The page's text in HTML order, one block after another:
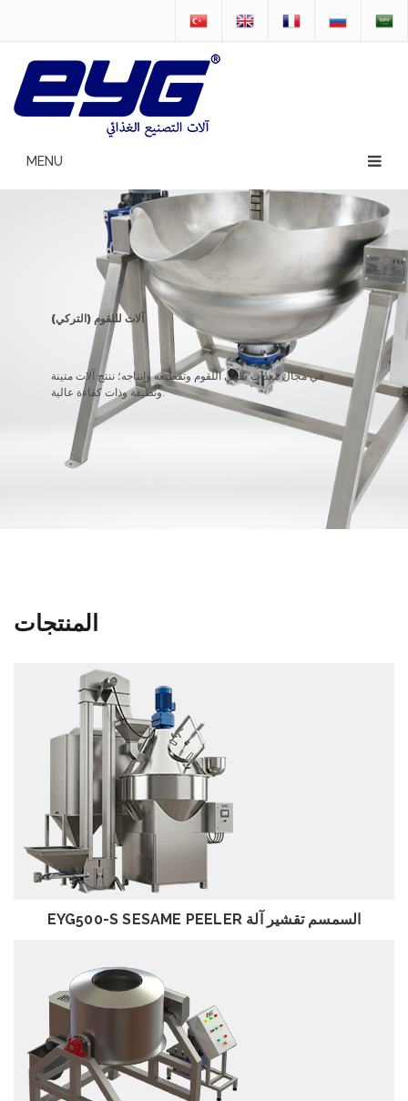
آلات لللقوم (التركي)
في مجال معدات طهي اللقوم وتقطيعه وإنتاجه؛ ننتج آلات متينة
ونظيفة وذات كفاءة عالية.
المنتجات
EYG500-S SESAME PEELER السمسم تقشير آلة